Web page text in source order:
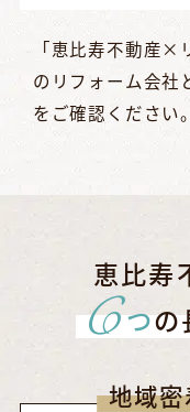
「恵比寿不動産×
のリフォーム会社
をご確認ください。
恵比寿
6つの
地域